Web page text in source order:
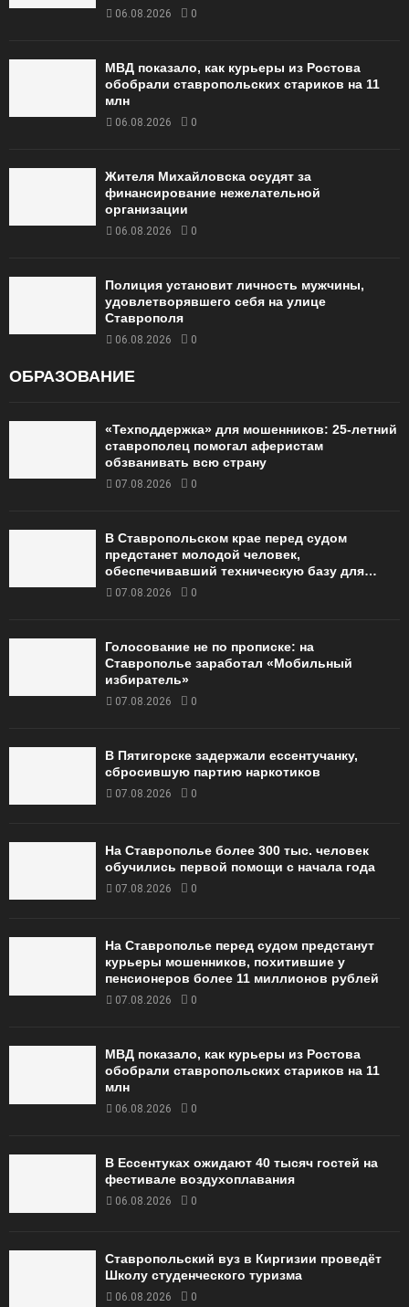
06.08.2026 0
МВД показало, как курьеры из Ростова
обобрали ставропольских стариков на 11
млн
06.08.2026 0
Жителя Михайловска осудят за
финансирование нежелательной
организации
06.08.2026 0
Полиция установит личность мужчины,
удовлетворявшего себя на улице
Ставрополя
06.08.2026 0
ОБРАЗОВАНИЕ
«Техподдержка» для мошенников: 25-летний
ставрополец помогал аферистам
обзванивать всю страну
07.08.2026 0
В Ставропольском крае перед судом
предстанет молодой человек,
обеспечивавший техническую базу для…
07.08.2026 0
Голосование не по прописке: на
Ставрополье заработал «Мобильный
избиратель»
07.08.2026 0
В Пятигорске задержали ессентучанку,
сбросившую партию наркотиков
07.08.2026 0
На Ставрополье более 300 тыс. человек
обучились первой помощи с начала года
07.08.2026 0
На Ставрополье перед судом предстанут
курьеры мошенников, похитившие у
пенсионеров более 11 миллионов рублей
07.08.2026 0
МВД показало, как курьеры из Ростова
обобрали ставропольских стариков на 11
млн
06.08.2026 0
В Ессентуках ожидают 40 тысяч гостей на
фестивале воздухоплавания
06.08.2026 0
Ставропольский вуз в Киргизии проведёт
Школу студенческого туризма
06.08.2026 0